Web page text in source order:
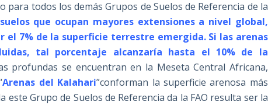
para todos los demás Grupos de Suelos de Referencia de la
que ocupan mayores extensiones a nivel global,
el 7% de la superficie terrestre emergida. Si las arenas
tal porcentaje alcanzaría hasta el 10% de la
profundas se encuentran en la Meseta Central Africana,
Arenas del Kalahari”conforman la superficie arenosa más
Grupo de Suelos de Referencia da la FAO resulta ser la